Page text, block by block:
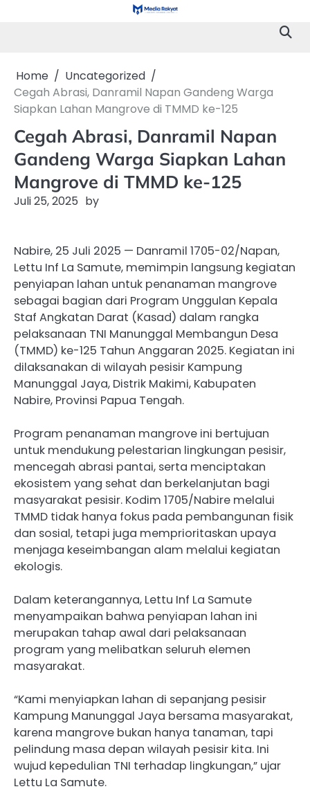
Home
Uncategorized
Cegah Abrasi, Danramil Napan Gandeng Warga
Siapkan Lahan Mangrove di TMMD ke-125
Cegah Abrasi, Danramil Napan
Gandeng Warga Siapkan Lahan
Mangrove di TMMD ke-125
Juli 25, 2025 by
Nabire, 25 Juli 2025 — Danramil 1705-02/Napan,
Lettu Inf La Samute, memimpin langsung kegiatan
penyiapan lahan untuk penanaman mangrove
sebagai bagian dari Program Unggulan Kepala
Staf Angkatan Darat (Kasad) dalam rangka
pelaksanaan TNI Manunggal Membangun Desa
(TMMD) ke-125 Tahun Anggaran 2025. Kegiatan ini
dilaksanakan di wilayah pesisir Kampung
Manunggal Jaya, Distrik Makimi, Kabupaten
Nabire, Provinsi Papua Tengah.
Program penanaman mangrove ini bertujuan
untuk mendukung pelestarian lingkungan pesisir,
mencegah abrasi pantai, serta menciptakan
ekosistem yang sehat dan berkelanjutan bagi
masyarakat pesisir. Kodim 1705/Nabire melalui
TMMD tidak hanya fokus pada pembangunan fisik
dan sosial, tetapi juga memprioritaskan upaya
menjaga keseimbangan alam melalui kegiatan
ekologis.
Dalam keterangannya, Lettu Inf La Samute
menyampaikan bahwa penyiapan lahan ini
merupakan tahap awal dari pelaksanaan
program yang melibatkan seluruh elemen
masyarakat.
“Kami menyiapkan lahan di sepanjang pesisir
Kampung Manunggal Jaya bersama masyarakat,
karena mangrove bukan hanya tanaman, tapi
pelindung masa depan wilayah pesisir kita. Ini
wujud kepedulian TNI terhadap lingkungan,” ujar
Lettu La Samute.